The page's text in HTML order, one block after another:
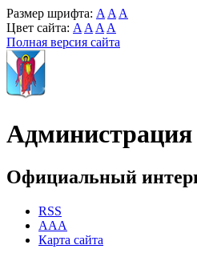
Размер шрифта: A A A
Цвет сайта: A A A A
Полная версия сайта
Администрация
Официальный
RSS
AAA
Карта сайта